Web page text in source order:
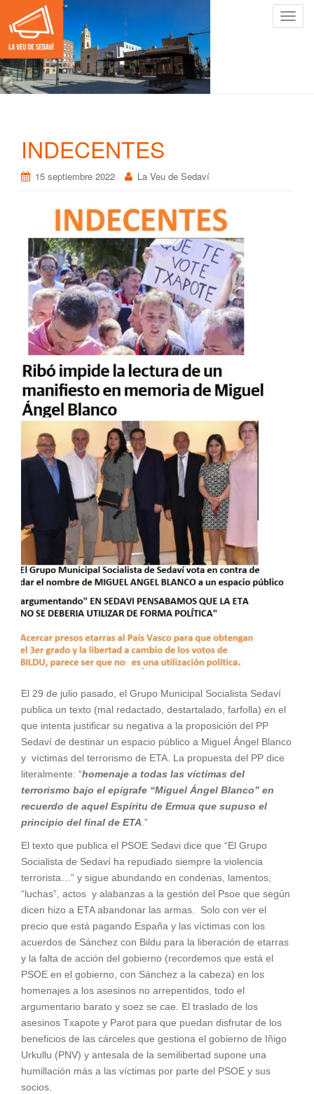
C
INDECENTES
15 septiembre 2022 La Veu de Sedaví
El 29 de julio pasado, el Grupo Municipal Socialista Sedaví
publica un texto (mal redactado, destartalado, farfolla) en el
que intenta justificar su negativa a la proposición del PP
Sedaví de destinar un espacio público a Miguel Ángel Blanco
y víctimas del terrorismo de ETA. La propuesta del PP dice
literalmente: “homenaje a todas las víctimas del
terrorismo bajo el epígrafe “Miguel Ángel Blanco” en
recuerdo de aquel Espíritu de Ermua que supuso el
principio del final de ETA .”
El texto que publica el PSOE Sedavi dice que “El Grupo
Socialista de Sedaví ha repudiado siempre la violencia
terrorista…” y sigue abundando en condenas, lamentos,
“luchas”, actos y alabanzas a la gestión del Psoe que según
dicen hizo a ETA abandonar las armas. Solo con ver el
precio que está pagando España y las víctimas con los
acuerdos de Sánchez con Bildu para la liberación de etarras
y la falta de acción del gobierno (recordemos que está el
PSOE en el gobierno, con Sánchez a la cabeza) en los
homenajes a los asesinos no arrepentidos, todo el
argumentario barato y soez se cae. El traslado de los
asesinos Txapote y Parot para que puedan disfrutar de los
beneficios de las cárceles que gestiona el gobierno de Iñigo
Urkullu (PNV) y antesala de la semilibertad supone una
humillación más a las víctimas por parte del PSOE y sus
socios.